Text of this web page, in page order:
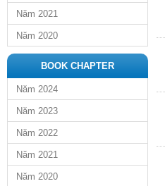
Năm 2021
Năm 2020
BOOK CHAPTER
Năm 2024
Năm 2023
Năm 2022
Năm 2021
Năm 2020